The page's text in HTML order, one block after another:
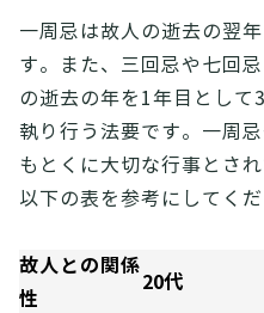
一周忌は故人の逝去の翌
す。また、三回忌や七回
の逝去の年を1年目とし
執り行う法要です。一周
もとくに大切な行事とさ
以下の表を参考にしてくだ
故人との関係
性
20代